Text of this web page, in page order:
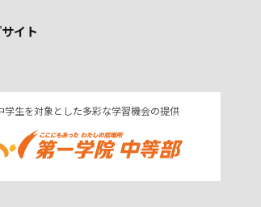
イト
学生を対象とした多彩な学習機会の提供